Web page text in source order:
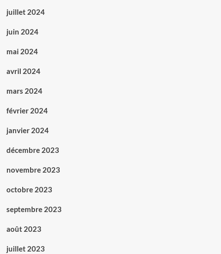
juillet 2024
juin 2024
mai 2024
avril 2024
mars 2024
février 2024
janvier 2024
décembre 2023
novembre 2023
octobre 2023
septembre 2023
août 2023
juillet 2023